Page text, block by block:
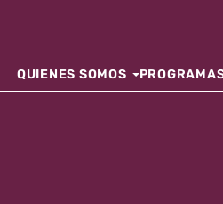
QUIENES SOMOS